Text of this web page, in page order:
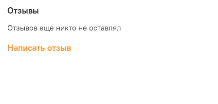
создаст эффект завершенности. Купить экран для ванны
1Marka Enna 170*75 по лучшей цене можно в нашем
интернет-магазине "КубикСтрой".
Отзывы
Отзывов еще никто не оставлял
Написать отзыв